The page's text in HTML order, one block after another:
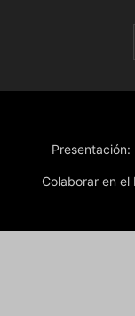
Presentación:
Colaborar en el